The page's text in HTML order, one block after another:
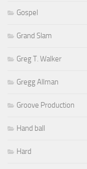
Gospel
Grand Slam
Greg T. Walker
Gregg Allman
Groove Production
Hand ball
Hard